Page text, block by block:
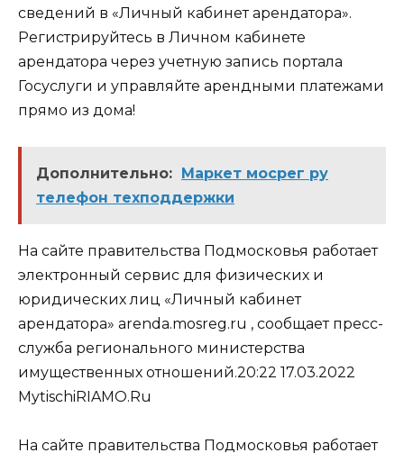
сведений в «Личный кабинет арендатора».
Регистрируйтесь в Личном кабинете
арендатора через учетную запись портала
Госуслуги и управляйте арендными платежами
прямо из дома!
Дополнительно:
Маркет мосрег ру
телефон техподдержки
На сайте правительства Подмосковья работает
электронный сервис для физических и
юридических лиц «Личный кабинет
арендатора» arenda.mosreg.ru , сообщает пресс-
служба регионального министерства
имущественных отношений.20:22 17.03.2022
MytischiRIAMO.Ru
На сайте правительства Подмосковья работает